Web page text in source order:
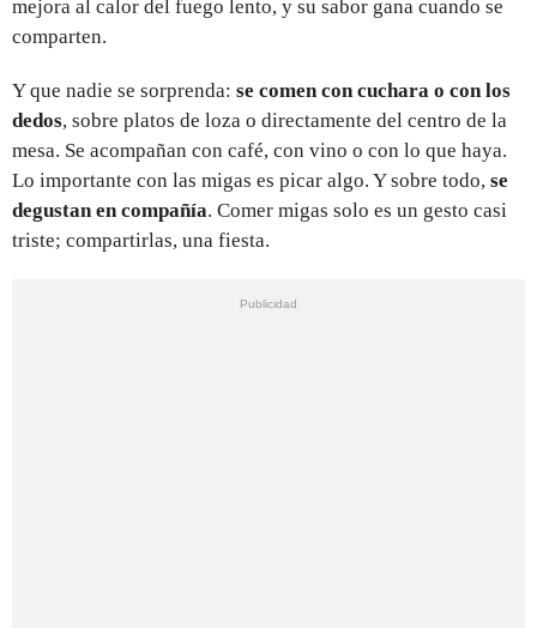
mejora al calor del fuego lento, y su sabor gana cuando se
comparten.
Y que nadie se sorprenda: se comen con cuchara o con los
dedos, sobre platos de loza o directamente del centro de la
mesa. Se acompañan con café, con vino o con lo que haya.
Lo importante con las migas es picar algo. Y sobre todo, se
degustan en compañía. Comer migas solo es un gesto casi
triste; compartirlas, una fiesta.